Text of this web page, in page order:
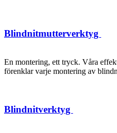
Blindnitmutterverktyg
En montering, ett tryck. Våra
förenklar varje montering av
Blindnitverktyg